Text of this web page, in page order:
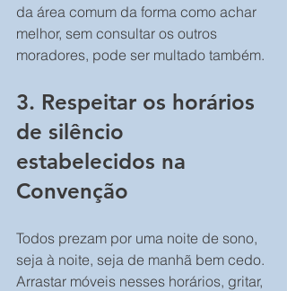
da área comum da forma como achar
melhor, sem consultar os outros
moradores, pode ser multado também.
3. Respeitar os horários
de silêncio
estabelecidos na
Convenção
Todos prezam por uma noite de sono,
seja à noite, seja de manhã bem cedo.
Arrastar móveis nesses horários, gritar,